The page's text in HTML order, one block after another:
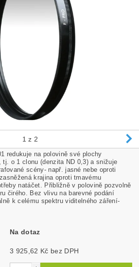
1 z 2
redukuje na polovině své plochy
o 1 clonu (denzita ND 0,3) a snižuje
scény- např. jasné nebe oproti
krajina oproti tmavému
natáčet. Přibližně v polovině pozvolně
čirého. Bez vlivu na barevné podání
k celému spektru viditelného záření-
Na dotaz
3 925,62 Kč bez DPH